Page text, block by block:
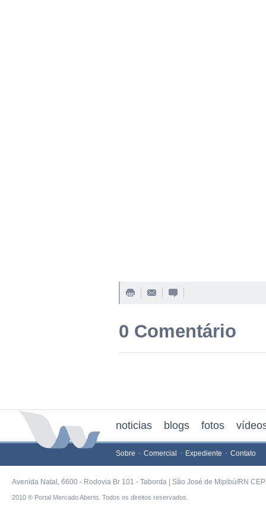
0 Comentário
noticias blogs fotos
Sobre Comercial Expediente Contato
Avenida Natal, 6600 - Rodovia Br 101 - Taborda | São José de Mipibú/RN
2010 ® Portal Mercado Aberto. Todos os direitos reservados.